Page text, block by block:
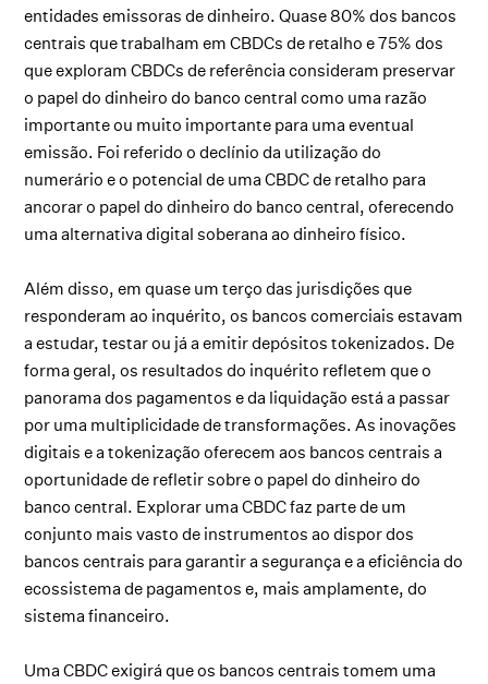
entidades emissoras de dinheiro. Quase 80% dos bancos
centrais que trabalham em CBDCs de retalho e 75% dos
que exploram CBDCs de referência consideram preservar
o papel do dinheiro do banco central como uma razão
importante ou muito importante para uma eventual
emissão. Foi referido o declínio da utilização do
numerário e o potencial de uma CBDC de retalho para
ancorar o papel do dinheiro do banco central, oferecendo
uma alternativa digital soberana ao dinheiro físico.
Além disso, em quase um terço das jurisdições que
responderam ao inquérito, os bancos comerciais estavam
a estudar, testar ou já a emitir depósitos tokenizados. De
forma geral, os resultados do inquérito refletem que o
panorama dos pagamentos e da liquidação está a passar
por uma multiplicidade de transformações. As inovações
digitais e a tokenização oferecem aos bancos centrais a
oportunidade de refletir sobre o papel do dinheiro do
banco central. Explorar uma CBDC faz parte de um
conjunto mais vasto de instrumentos ao dispor dos
bancos centrais para garantir a segurança e a eficiência do
ecossistema de pagamentos e, mais amplamente, do
sistema financeiro.
Uma CBDC exigirá que os bancos centrais tomem uma